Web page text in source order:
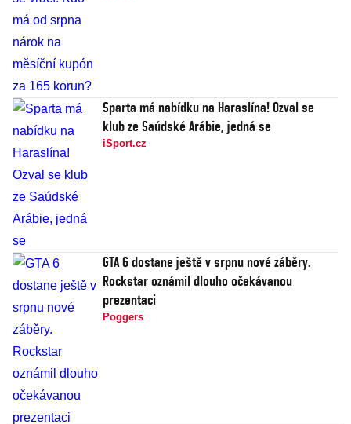
Sparta má nabídku na Haraslína! Ozval se
klub ze Saúdské Arábie, jedná se
iSport.cz
GTA 6 dostane ještě v srpnu nové záběry.
Rockstar oznámil dlouho očekávanou
prezentaci
Poggers